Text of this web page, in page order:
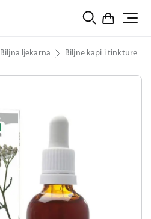
Biljna ljekarna Biljne kapi i tinkture